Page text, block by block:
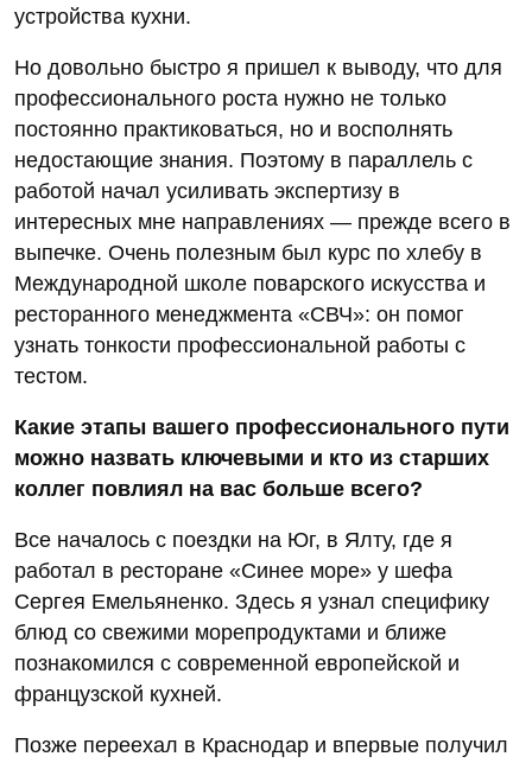
устройства кухни.
Но довольно быстро я пришел к выводу, что для
профессионального роста нужно не только
постоянно практиковаться, но и восполнять
недостающие знания. Поэтому в параллель с
работой начал усиливать экспертизу в
интересных мне направлениях — прежде всего в
выпечке. Очень полезным был курс по хлебу в
Международной школе поварского искусства и
ресторанного менеджмента «СВЧ»: он помог
узнать тонкости профессиональной работы с
тестом.
Какие этапы вашего профессионального пути
можно назвать ключевыми и кто из старших
коллег повлиял на вас больше всего?
Все началось с поездки на Юг, в Ялту, где я
работал в ресторане «Синее море» у шефа
Сергея Емельяненко. Здесь я узнал специфику
блюд со свежими морепродуктами и ближе
познакомился с современной европейской и
французской кухней.
Позже переехал в Краснодар и впервые получил